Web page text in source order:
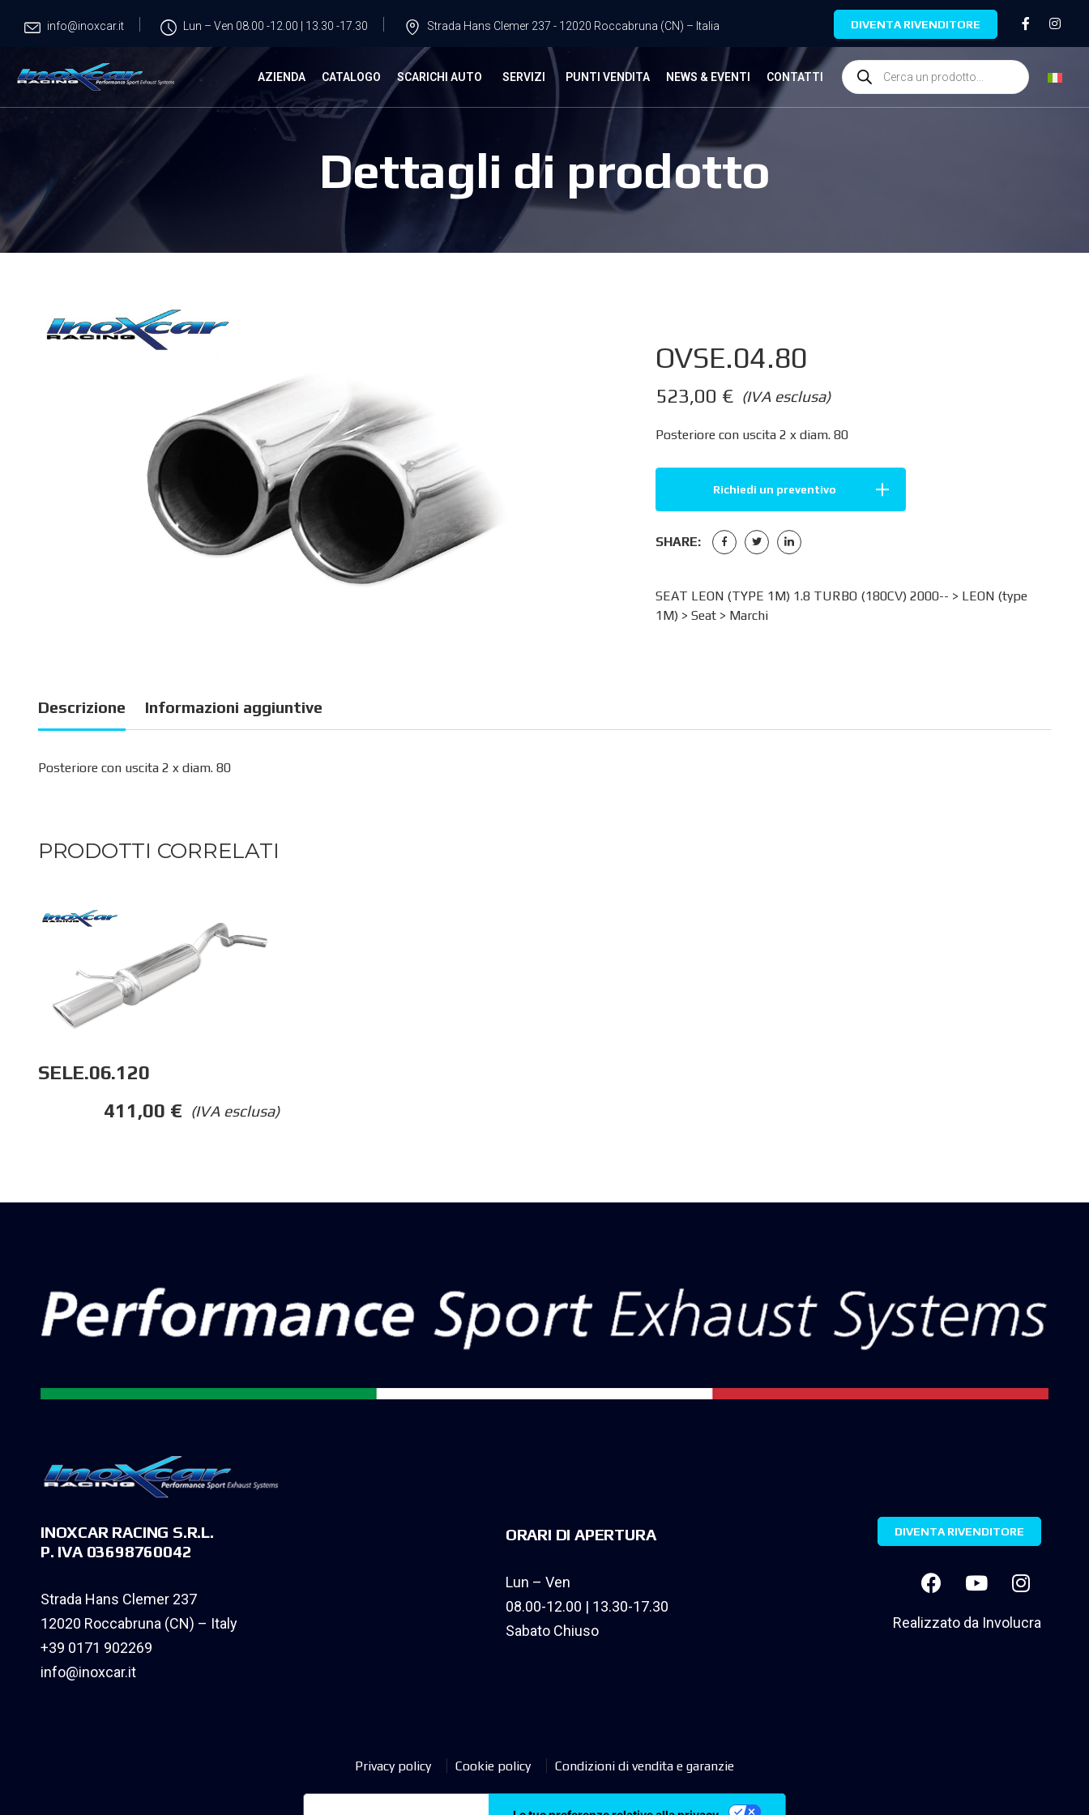
info@inoxcar.it Lun – Ven 08.00 -12.00 | 13.30 -17.30 Strada Hans Clemer 237 - 12020 Roccabruna (CN) – Italia DIVENTA RIVENDITORE
AZIENDA CATALOGO SCARICHI AUTO SERVIZI PUNTI VENDITA NEWS & EVENTI CONTATTI
Dettagli di prodotto
OVSE.04.80
(IVA esclusa)
523,00 €
Posteriore con uscita 2 x diam. 80
Richiedi un preventivo
SHARE:
SEAT LEON (TYPE 1M) 1.8 TURBO (180CV) 2000-- > LEON (type
1M)> Seat> Marchi
Descrizione Informazioni aggiuntive
Posteriore con uscita 2 x diam. 80
PRODOTTI CORRELATI
SELE.06.120
(IVA esclusa)
411,00 €
INOXCAR RACING S.R.L.
P. IVA 03698760042
Strada Hans Clemer 237
12020 Roccabruna (CN) – Italy
+39 0171 902269
info@inoxcar.it
ORARI DI APERTURA
Lun – Ven
08.00-12.00 | 13.30-17.30
Sabato Chiuso
DIVENTA RIVENDITORE
Realizzato da Involucra
Privacy policy Cookie policy Condizioni di vendita e garanzie